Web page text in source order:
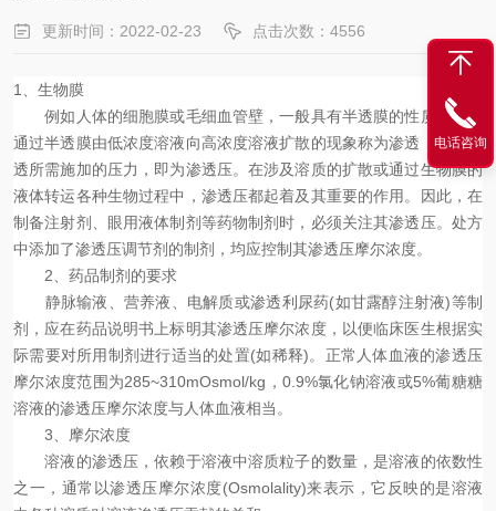
更新时间：2022-02-23 点击次数：4556
1、生物膜
例如人体的细胞膜或毛细血管壁，一般具有半透膜的性质，溶剂
通过半透膜由低浓度溶液向高浓度溶液扩散的现象称为渗透，阻止渗
透所需施加的压力，即为渗透压。在涉及溶质的扩散或通过生物膜的
液体转运各种生物过程中，渗透压都起着及其重要的作用。因此，在
制备注射剂、眼用液体制剂等药物制剂时，必须关注其渗透压。处方
中添加了渗透压调节剂的制剂，均应控制其渗透压摩尔浓度。
2、药品制剂的要求
静脉输液、营养液、电解质或渗透利尿药(如甘露醇注射液)等制
剂，应在药品说明书上标明其渗透压摩尔浓度，以便临床医生根据实
际需要对所用制剂进行适当的处置(如稀释)。正常人体血液的渗透压
摩尔浓度范围为285~310mOsmol/kg，0.9%氯化钠溶液或5%葡糖糖
溶液的渗透压摩尔浓度与人体血液相当。
3、摩尔浓度
溶液的渗透压，依赖于溶液中溶质粒子的数量，是溶液的依数性
之一，通常以渗透压摩尔浓度(Osmolality)来表示，它反映的是溶液
电话咨询